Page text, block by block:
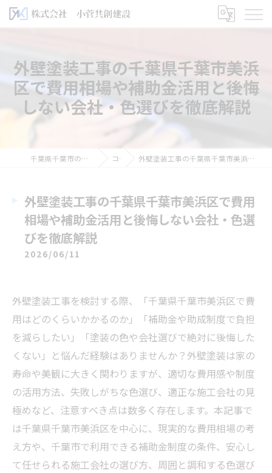
外壁塗装工事の千葉県千葉市美浜
区で費用相場や補助金活用と後悔
しない会社・色選びを徹底解説
千葉県千葉市の外壁塗装なら株式会社小菅共創建設 コラム 外壁塗装工事の千葉県千葉市美浜区で費用相場や補助金活用と後悔しない会社・色選びを徹底解説
外壁塗装工事の千葉県千葉市美浜区で費用
相場や補助金活用と後悔しない会社・色選
びを徹底解説
2026/06/11
外壁塗装工事を検討する際、「千葉県千葉市美浜区で費
用はどのくらいかかるのか」「補助金や助成制度で負担
を減らしたい」「塗装の色や会社選びで絶対に後悔した
くない」と悩んだ経験はありませんか？外壁塗装は家の
寿命や美観に大きく関わりますが、適切な費用感や制度
の活用方法、失敗しがちな色選び、適正な施工会社の見
極めなど、注意すべき点は数多く存在します。本記事で
は千葉県千葉市美浜区を中心に、現実的な費用相場の考
え方や、千葉市で利用できる補助金制度の条件、安心し
て任せられる施工会社の選び方、周囲と調和する色選び